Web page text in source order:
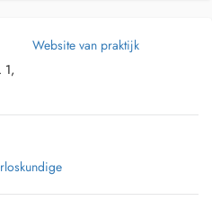
1,
Website van praktijk